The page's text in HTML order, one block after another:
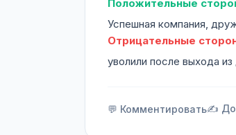
Положительные
Успешная компания,
Отрицательные
уволили после выхода
💬 Комментировать✍️